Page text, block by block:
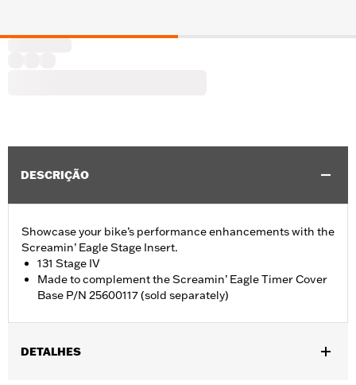
DESCRIÇÃO
Showcase your bike’s performance enhancements with the
Screamin’ Eagle Stage Insert.
131 Stage IV
Made to complement the Screamin’ Eagle Timer Cover
Base P/N 25600117 (sold separately)
DETALHES